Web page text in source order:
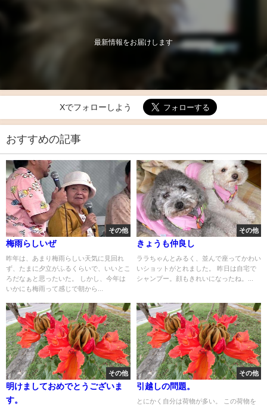
最新情報をお届けします
Xでフォローしよう
おすすめの記事
その他
梅雨らしいぜ
昨年は、あまり梅雨らしい天気に見回れ
ず、たまに夕立がふるくらいで、いいとこ
ろだなぁと思ったいた。 しかし、今年は
いかにも梅雨って感じで朝から...
その他
きょうも仲良し
ララちゃんとみるく、並んで座ってかわい
いショットがとれました。 昨日は自宅で
シャンプー。顔もきれいになったね。...
その他
明けましておめでとうございま
す。
その他
引越しの問題。
とにかく自分は荷物が多い。 この荷物を